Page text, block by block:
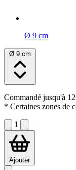
Ø 9 cm
Ø 9 cm
Commandé jusqu'à
* Certaines zones de
1
Ajouter